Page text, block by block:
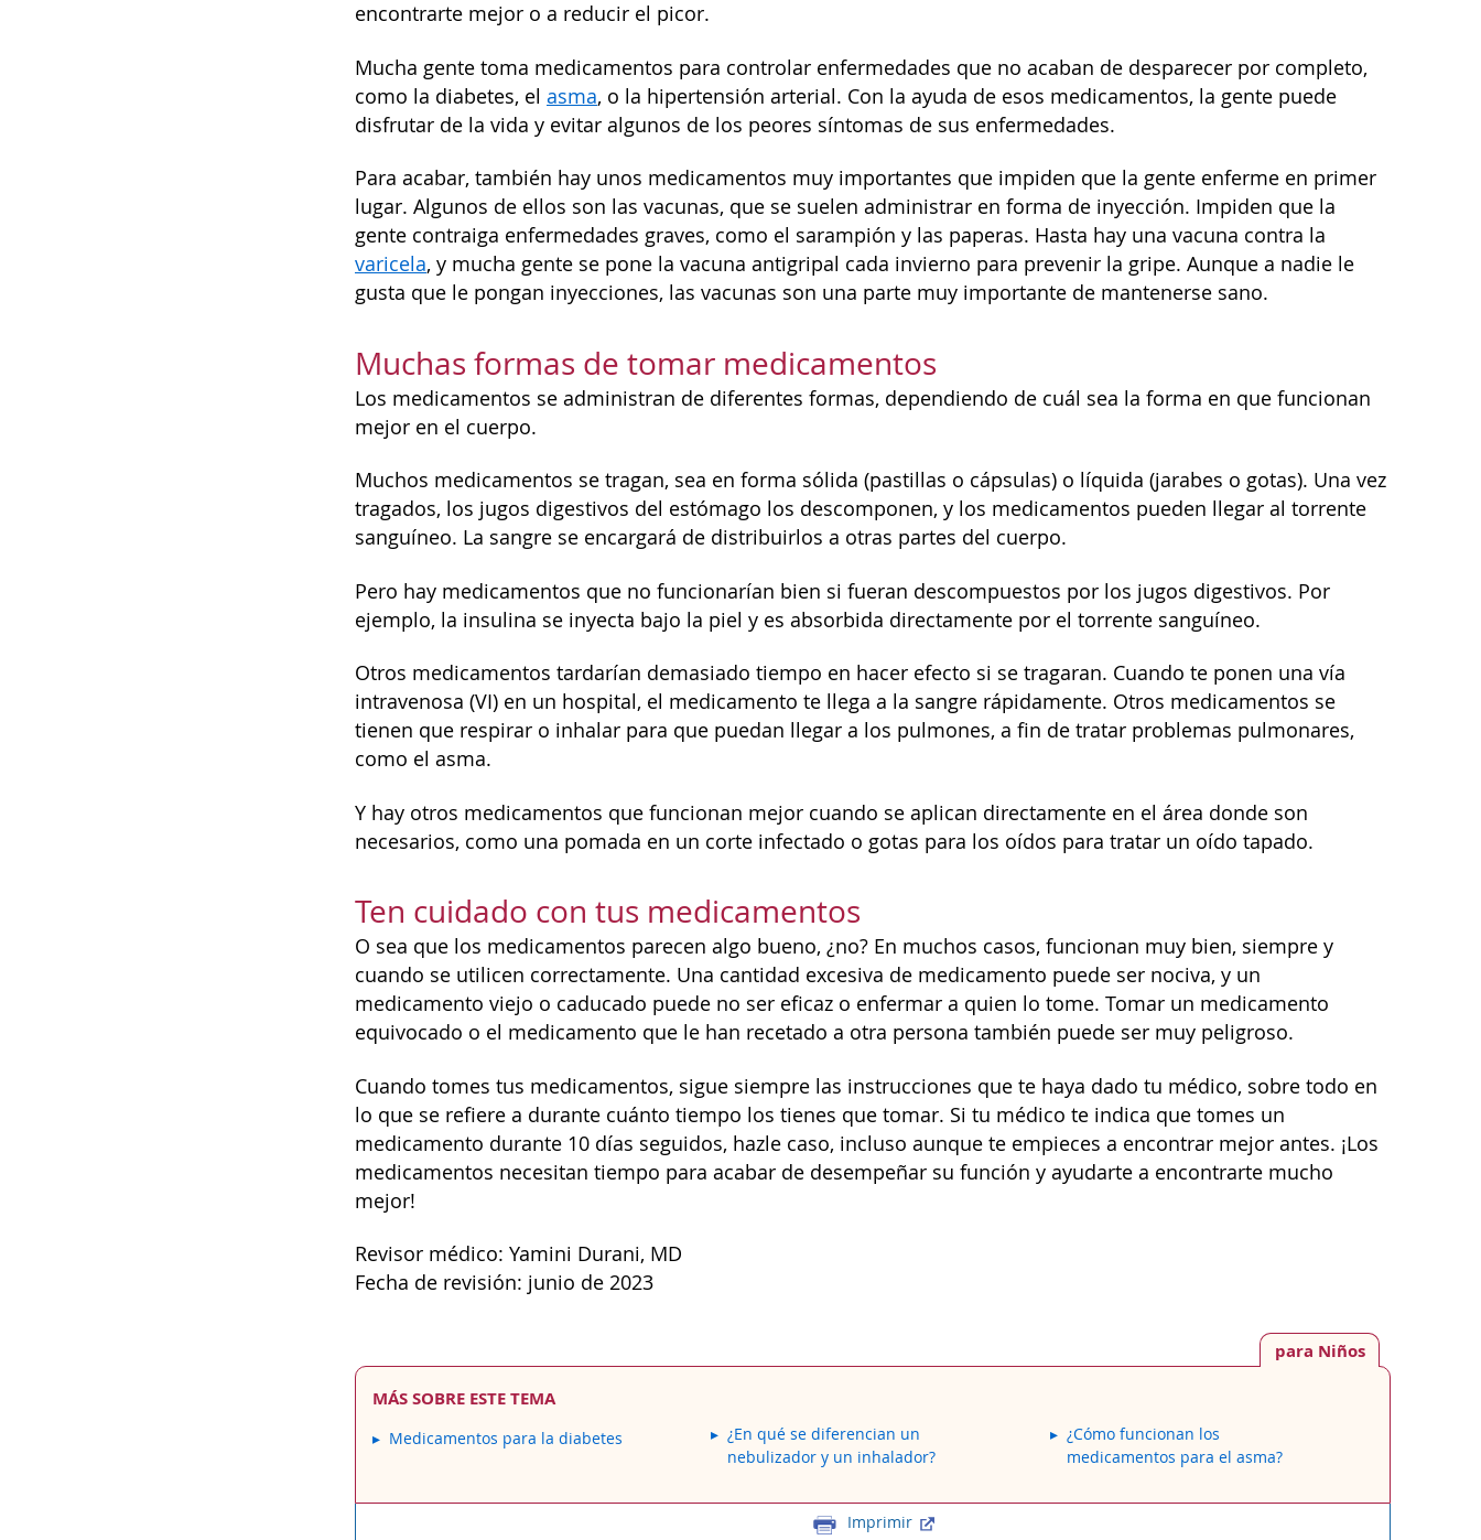
encontrarte mejor o a reducir el picor.
Mucha gente toma medicamentos para controlar enfermedades que no acaban de desparecer por completo,
como la diabetes, el asma, o la hipertensión arterial. Con la ayuda de esos medicamentos, la gente puede
disfrutar de la vida y evitar algunos de los peores síntomas de sus enfermedades.
Para acabar, también hay unos medicamentos muy importantes que impiden que la gente enferme en primer
lugar. Algunos de ellos son las vacunas, que se suelen administrar en forma de inyección. Impiden que la
gente contraiga enfermedades graves, como el sarampión y las paperas. Hasta hay una vacuna contra la
varicela, y mucha gente se pone la vacuna antigripal cada invierno para prevenir la gripe. Aunque a nadie le
gusta que le pongan inyecciones, las vacunas son una parte muy importante de mantenerse sano.
Muchas formas de tomar medicamentos
Los medicamentos se administran de diferentes formas, dependiendo de cuál sea la forma en que funcionan
mejor en el cuerpo.
Muchos medicamentos se tragan, sea en forma sólida (pastillas o cápsulas) o líquida (jarabes o gotas). Una vez
tragados, los jugos digestivos del estómago los descomponen, y los medicamentos pueden llegar al torrente
sanguíneo. La sangre se encargará de distribuirlos a otras partes del cuerpo.
Pero hay medicamentos que no funcionarían bien si fueran descompuestos por los jugos digestivos. Por
ejemplo, la insulina se inyecta bajo la piel y es absorbida directamente por el torrente sanguíneo.
Otros medicamentos tardarían demasiado tiempo en hacer efecto si se tragaran. Cuando te ponen una vía
intravenosa (VI) en un hospital, el medicamento te llega a la sangre rápidamente. Otros medicamentos se
tienen que respirar o inhalar para que puedan llegar a los pulmones, a fin de tratar problemas pulmonares,
como el asma.
Y hay otros medicamentos que funcionan mejor cuando se aplican directamente en el área donde son
necesarios, como una pomada en un corte infectado o gotas para los oídos para tratar un oído tapado.
Ten cuidado con tus medicamentos
O sea que los medicamentos parecen algo bueno, ¿no? En muchos casos, funcionan muy bien, siempre y
cuando se utilicen correctamente. Una cantidad excesiva de medicamento puede ser nociva, y un
medicamento viejo o caducado puede no ser eficaz o enfermar a quien lo tome. Tomar un medicamento
equivocado o el medicamento que le han recetado a otra persona también puede ser muy peligroso.
Cuando tomes tus medicamentos, sigue siempre las instrucciones que te haya dado tu médico, sobre todo en
lo que se refiere a durante cuánto tiempo los tienes que tomar. Si tu médico te indica que tomes un
medicamento durante 10 días seguidos, hazle caso, incluso aunque te empieces a encontrar mejor antes. ¡Los
medicamentos necesitan tiempo para acabar de desempeñar su función y ayudarte a encontrarte mucho
mejor!
Revisor médico: Yamini Durani, MD
Fecha de revisión: junio de 2023
para Niños
MÁS SOBRE ESTE TEMA
Medicamentos para la diabetes
¿En qué se diferencian un
nebulizador y un inhalador?
¿Cómo funcionan los
medicamentos para el asma?
Imprimir